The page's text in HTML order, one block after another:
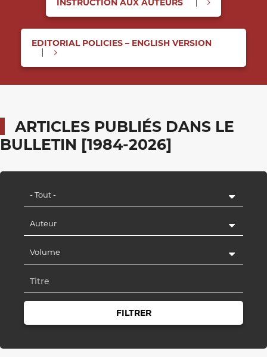
INSTRUCTION AUX AUTEURS
EDITORIAL POLICIES – ENGLISH VERSION
ARTICLES PUBLIÉS DANS LE
BULLETIN [1984-2026]
- Tout -
Auteur
Volume
FILTRER